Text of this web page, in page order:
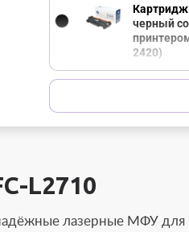
Картридж
черный
2420)
L2710
лазерные МФУ